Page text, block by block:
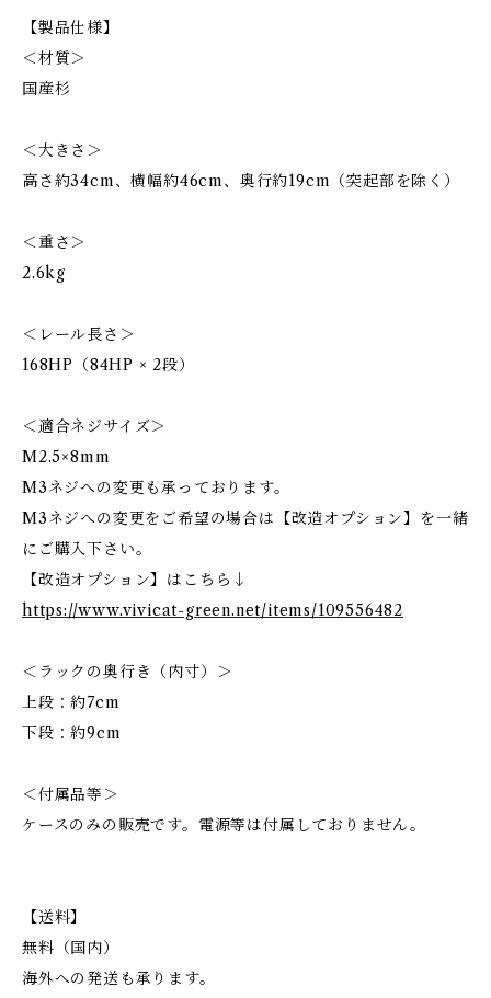
【製品仕様】
＜材質＞
国産杉
＜大きさ＞
高さ約34cm、横幅約46cm、奥行約19cm（突起部を除く）
＜重さ＞
2.6kg
＜レール長さ＞
168HP（84HP × 2段）
＜適合ネジサイズ＞
M2.5×8mm
M3ネジへの変更も承っております。
M3ネジへの変更をご希望の場合は【改造オプション】を一緒
にご購入下さい。
【改造オプション】はこちら↓
https://www.vivicat-green.net/items/109556482
＜ラックの奥行き（内寸）＞
上段：約7cm
下段：約9cm
＜付属品等＞
ケースのみの販売です。電源等は付属しておりません。
【送料】
無料（国内）
海外への発送も承ります。